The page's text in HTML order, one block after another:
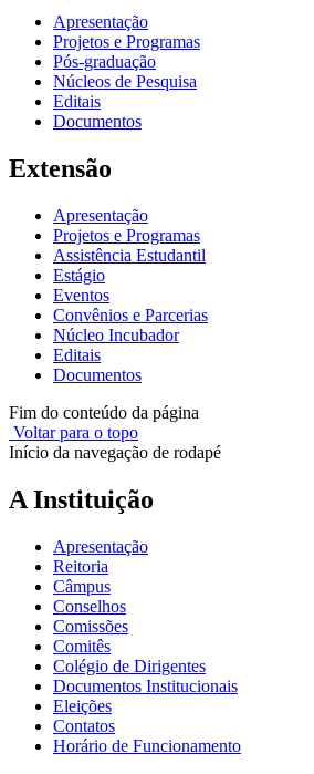
Apresentação
Projetos e Programas
Pós-graduação
Núcleos de Pesquisa
Editais
Documentos
Extensão
Apresentação
Projetos e Programas
Assistência Estudantil
Estágio
Eventos
Convênios e Parcerias
Núcleo Incubador
Editais
Documentos
Fim do conteúdo da página
Voltar para o topo
Início da navegação de rodapé
A Instituição
Apresentação
Reitoria
Câmpus
Conselhos
Comissões
Comitês
Colégio de Dirigentes
Documentos Institucionais
Eleições
Contatos
Horário de Funcionamento